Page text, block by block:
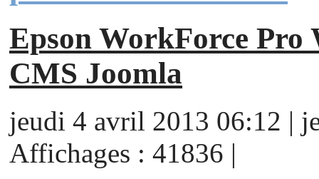
Epson WorkForce Pro
CMS Joomla
jeudi 4 avril 2013 06:12 |
Affichages : 41836 |